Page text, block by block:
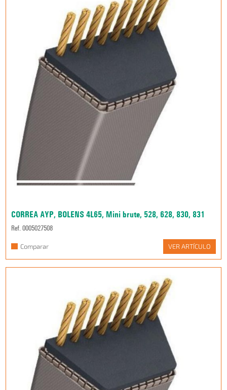
CORREA AYP, BOLENS 4L65, Mini brute, 528, 628, 830, 831
Ref. 0005027508
Comparar VER ARTÍCULO